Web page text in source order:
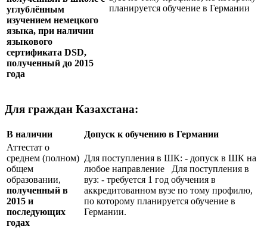
планируется обучение в Германии
углублённым
изучением немецкого
языка, при наличии
языкового
сертификата DSD,
полученный до 2015
года
Для граждан Казахстана:
В наличии
Допуск к обучению в Германии
Аттестат о
среднем (полном)
общем
образовании,
полученный в
2015 и
последующих
годах
Для поступления в ШК: - допуск в ШК на
любое направление Для поступления в
вуз: - требуется 1 год обучения в
аккредитованном вузе по тому профилю,
по которому планируется обучение в
Германии.